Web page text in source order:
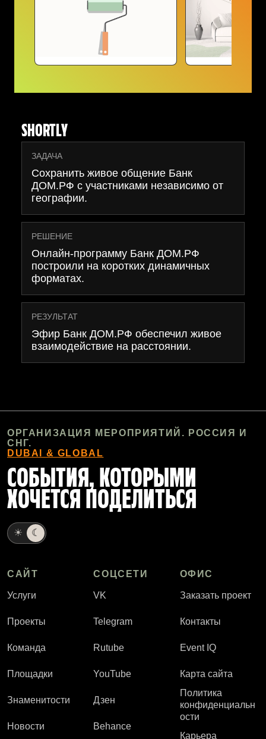
SHORTLY
ЗАДАЧА
Сохранить живое общение Банк
ДОМ.РФ с участниками независимо от
географии.
РЕШЕНИЕ
Онлайн-программу Банк ДОМ.РФ
построили на коротких динамичных
форматах.
РЕЗУЛЬТАТ
Эфир Банк ДОМ.РФ обеспечил живое
взаимодействие на расстоянии.
ОРГАНИЗАЦИЯ МЕРОПРИЯТИЙ. РОССИЯ И
СНГ.
DUBAI & GLOBAL
СОБЫТИЯ, КОТОРЫМИ
ХОЧЕТСЯ ПОДЕЛИТЬСЯ
☀ ☾
САЙТ
Услуги
Проекты
Команда
Площадки
Знаменитости
Новости
СОЦСЕТИ
VK
Telegram
Rutube
YouTube
Дзен
Behance
ОФИС
Заказать проект
Контакты
Event IQ
Карта сайта
Политика
конфиденциальн
ости
Карьера